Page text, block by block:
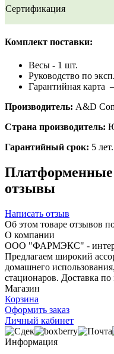
Сертификация
Комплект поставки:
Весы - 1 шт.
Руководство по
Гарантийная карта
Производитель: A&D
Страна производитель:
Гарантийный срок: 5 лет.
отзывы
Написать отзыв
Об этом товаре отзывов
О компании
ООО "ФАРМЭКС" -
Предлагаем широкий
домашнего
стационаров. Доставка по
Магазин
Корзина
Оформить заказ
Личный кабинет
Информация